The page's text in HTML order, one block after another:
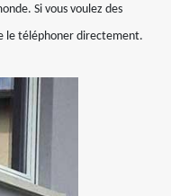
Si vous voulez des
le téléphoner directement.